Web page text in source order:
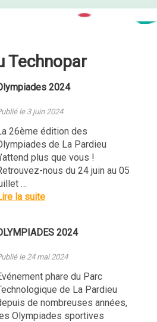
Technopar
2024
le 3 juin 2024
26ème édition des
de La Pardieu
plus que vous !
nous du 24 juin au 05
…
la suite
2024
le 24 mai 2024
phare du Parc
de La Pardieu
de nombreuses années,
Olympiades sportives